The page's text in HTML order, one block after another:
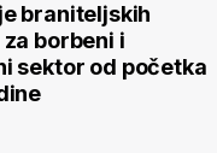
braniteljskih
borbeni i
sektor od početka